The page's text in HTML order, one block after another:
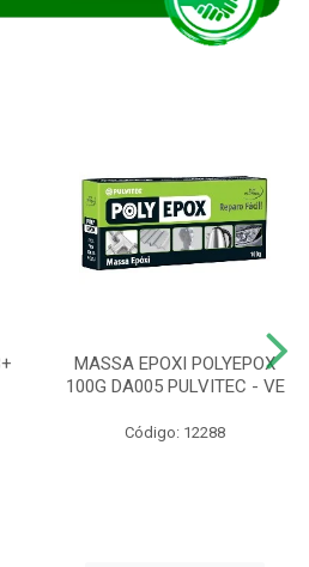
MASSA EPOXI POLYEPOX
100G DA005 PULVITEC - VE
Código: 12288